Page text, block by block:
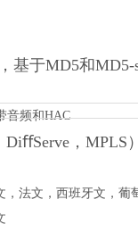
基于MD5和MD5-
音频和HAC
，MPLS）
法文，西班牙文，葡